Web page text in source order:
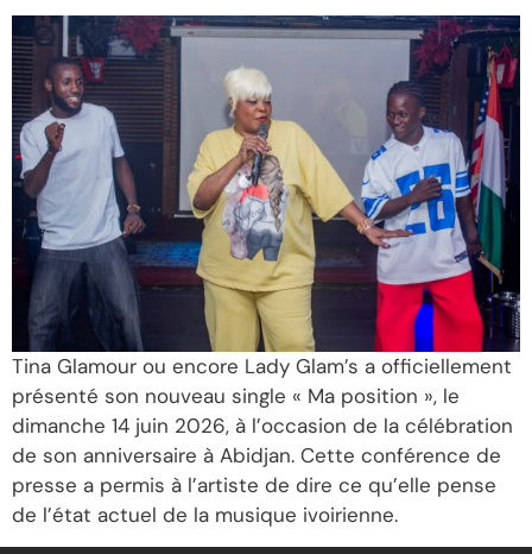
Tina Glamour ou encore Lady Glam’s a officiellement
présenté son nouveau single « Ma position », le
dimanche 14 juin 2026, à l’occasion de la célébration
de son anniversaire à Abidjan. Cette conférence de
presse a permis à l’artiste de dire ce qu’elle pense
de l’état actuel de la musique ivoirienne.